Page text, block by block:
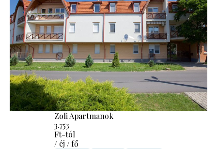
Zoli Apartmanok
3.753
Ft-tól
/ éj / fő